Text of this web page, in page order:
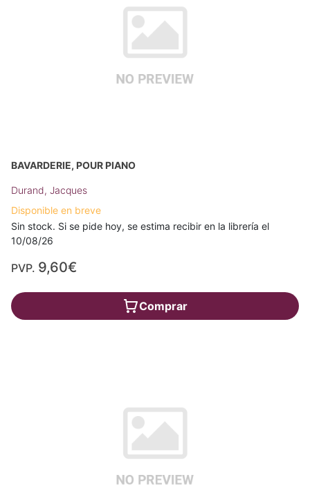
BAVARDERIE, POUR PIANO
Durand, Jacques
Disponible en breve
Sin stock. Si se pide hoy, se estima recibir en la librería el
10/08/26
PVP. 9,60€
Comprar